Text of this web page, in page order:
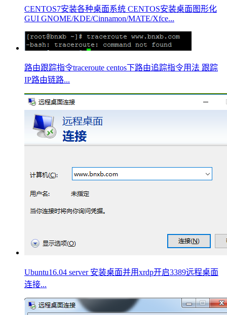
CENTOS7安装各种桌面系统 CENTOS安装桌面图形化
GUI GNOME/KDE/Cinnamon/MATE/Xfce...
路由跟踪指令traceroute centos下路由追踪指令用法 跟踪
IP路由链路...
Ubuntu16.04 server 安装桌面并用xrdp开启3389远程桌面
连接...